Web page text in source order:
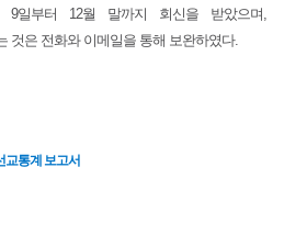
9일부터 12월 말까지 회신을 받았으며,
것은 전화와 이메일을 통해 보완하였다.
교통계 보고서